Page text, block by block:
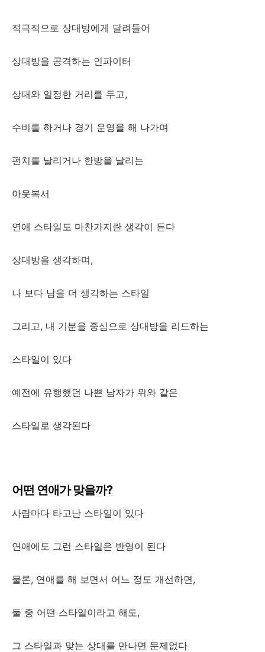
적극적으로 상대방에게 달려들어
상대방을 공격하는 인파이터
상대와 일정한 거리를 두고,
수비를 하거나 경기 운영을 해 나가며
펀치를 날리거나 한방을 날리는
아웃복서
연애 스타일도 마찬가지란 생각이 든다
상대방을 생각하며,
나 보다 남을 더 생각하는 스타일
그리고, 내 기분을 중심으로 상대방을 리드하는
스타일이 있다
예전에 유행했던 나쁜 남자가 위와 같은
스타일로 생각된다
어떤 연애가 맞을까?
사람마다 타고난 스타일이 있다
연애에도 그런 스타일은 반영이 된다
물론, 연애를 해 보면서 어느 정도 개선하면,
둘 중 어떤 스타일이라고 해도,
그 스타일과 맞는 상대를 만나면 문제없다